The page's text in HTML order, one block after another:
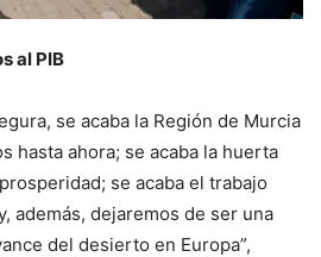
al PIB
se acaba la Región de Murcia
hasta ahora; se acaba la huerta
se acaba el trabajo
además, dejaremos de ser una
del desierto en Europa”,